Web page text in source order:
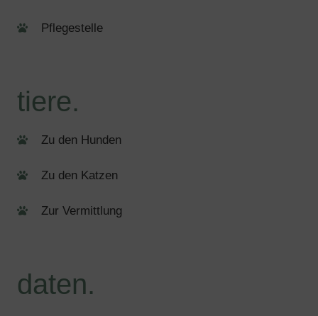
Pflegestelle
tiere.
Zu den Hunden
Zu den Katzen
Zur Vermittlung
daten.